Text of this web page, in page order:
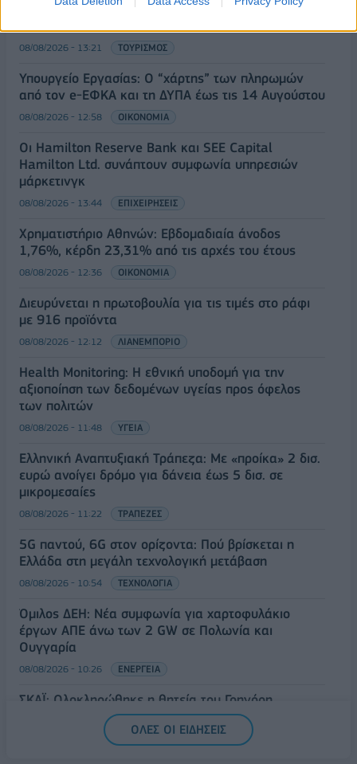
κανόνες για επενδύσεις, νησιά και προορισμούς υπό
08/08/2026 - 13:21 ΤΟΥΡΙΣΜΟΣ
Υπουργείο Εργασίας: Ο “χάρτης” των πληρωμών
από τον e-ΕΦΚΑ και τη ΔΥΠΑ έως τις 14 Αυγούστου
08/08/2026 - 12:58 ΟΙΚΟΝΟΜΙΑ
Οι Hamilton Reserve Bank και SEE Capital
Hamilton Ltd. συνάπτουν συμφωνία υπηρεσιών
μάρκετινγκ
08/08/2026 - 13:44 ΕΠΙΧΕΙΡΗΣΕΙΣ
Χρηματιστήριο Αθηνών: Εβδομαδιαία άνοδος
1,76%, κέρδη 23,31% από τις αρχές του έτους
08/08/2026 - 12:36 ΟΙΚΟΝΟΜΙΑ
Διευρύνεται η πρωτοβουλία για τις τιμές στο ράφι
με 916 προϊόντα
08/08/2026 - 12:12 ΛΙΑΝΕΜΠΟΡΙΟ
Health Monitoring: Η εθνική υποδομή για την
αξιοποίηση των δεδομένων υγείας προς όφελος
των πολιτών
08/08/2026 - 11:48 ΥΓΕΙΑ
Ελληνική Αναπτυξιακή Τράπεζα: Με «προίκα» 2 δισ.
ευρώ ανοίγει δρόμο για δάνεια έως 5 δισ. σε
μικρομεσαίες
08/08/2026 - 11:22 ΤΡΑΠΕΖΕΣ
5G παντού, 6G στον ορίζοντα: Πού βρίσκεται η
Ελλάδα στη μεγάλη τεχνολογική μετάβαση
08/08/2026 - 10:54 ΤΕΧΝΟΛΟΓΙΑ
Όμιλος ΔΕΗ: Νέα συμφωνία για χαρτοφυλάκιο
έργων ΑΠΕ άνω των 2 GW σε Πολωνία και
Ουγγαρία
08/08/2026 - 10:26 ΕΝΕΡΓΕΙΑ
ΣΚΑΪ: Ολοκληρώθηκε η θητεία του Γρηγόρη
Δημητριάδη - Ο Γιάννης Αλαφούζος επιστρέφει στη
ΟΛΕΣ ΟΙ ΕΙΔΗΣΕΙΣ